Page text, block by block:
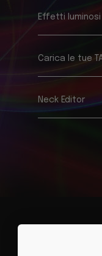
Effetti luminosi
Carica le tue
Neck Editor